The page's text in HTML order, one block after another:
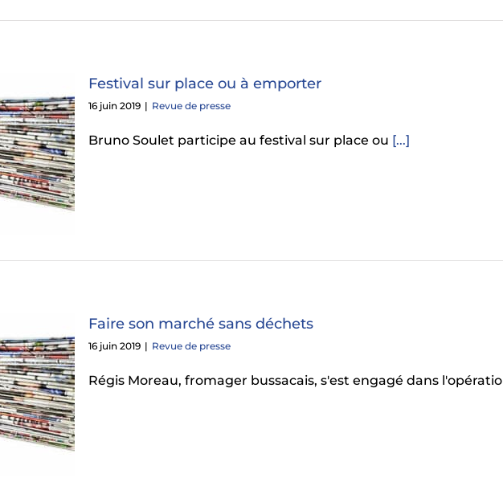
Festival sur place ou à emporter
16 juin 2019 | Revue de presse
Bruno Soulet participe au festival sur place ou [...]
Faire son marché sans déchets
16 juin 2019 | Revue de presse
Régis Moreau, fromager bussacais, s'est engagé dans